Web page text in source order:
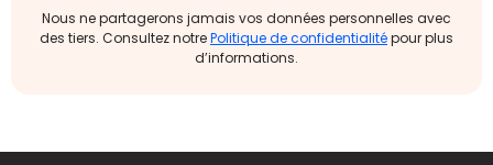
Nous ne partagerons jamais vos données personnelles avec
des tiers. Consultez notrePolitique de confidentialitépour plus
d’informations.